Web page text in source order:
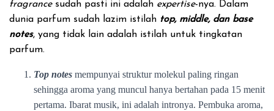
fragrancesudah pasti ini adalah expertise-nya. Dalam
dunia parfum sudah lazim istilah top, middle, dan base
notes, yang tidak lain adalah istilah untuk tingkatan
parfum.
Top notes mempunyai struktur molekul paling ringan
sehingga aroma yang muncul hanya bertahan pada 15 menit
pertama. Ibarat musik, ini adalah intronya. Pembuka aroma,